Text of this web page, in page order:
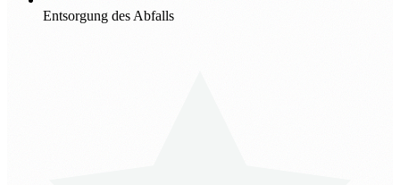
Entsorgung des Abfalls